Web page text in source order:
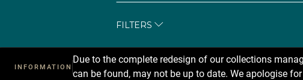
FILTERS
INFORMATION
Due to the complete redesign of our collections
can be found, may not be up to date. We apologise